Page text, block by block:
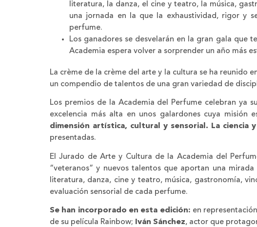
literatura, la danza, el cine y teatro, la música,
una jornada en la que la exhaustividad, rigor y
perfume.
Los ganadores se desvelarán en la gran gala que
Academia espera volver a sorprender un año más
La crème de la crème del arte y la cultura se ha reunido
un compendio de talentos de una gran variedad de
Los premios de la Academia del Perfume celebran ya
excelencia más alta en unos galardones cuya misión
dimensión artística, cultural y sensorial. La ciencia
presentadas.
El Jurado de Arte y Cultura de la Academia del
“veteranos” y nuevos talentos que aportan una
literatura, danza, cine y teatro, música, gastronomía,
evaluación sensorial de cada perfume.
Se han incorporado en esta edición: en
de su película Rainbow; Iván Sánchez, actor que